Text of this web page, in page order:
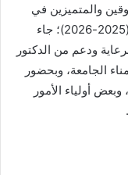
والمتميزين في
مختلف الأنشطة والمجالات للعام الأكاديمى (2025-2026)؛ جاء
ودعم من الدكتور
الجامعة، وبحضور
أولياء الأمور